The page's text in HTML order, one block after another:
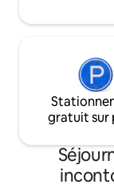
gratuit sur